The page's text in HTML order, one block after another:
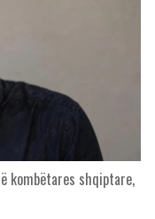
kombëtares shqiptare,